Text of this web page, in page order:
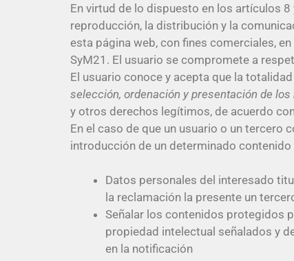
En virtud de lo dispuesto en los artículos
reproducción, la distribución y la
esta página web, con fines comerciales,
SyM21. El usuario se compromete a
El usuario conoce y acepta que la
selección, ordenación y presentación de
y otros derechos legítimos, de acuerdo
En el caso de que un usuario o un
introducción de un determinado
Datos personales del interesado
la reclamación la presente un
Señalar los contenidos protegidos
propiedad intelectual señalados y
en la notificación